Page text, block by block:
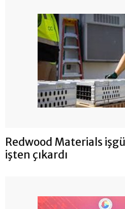
Redwood Materials
işten çıkardı